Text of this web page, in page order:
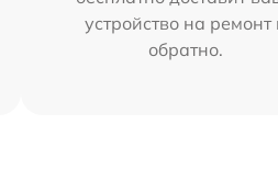
устройство на ремонт
обратно.